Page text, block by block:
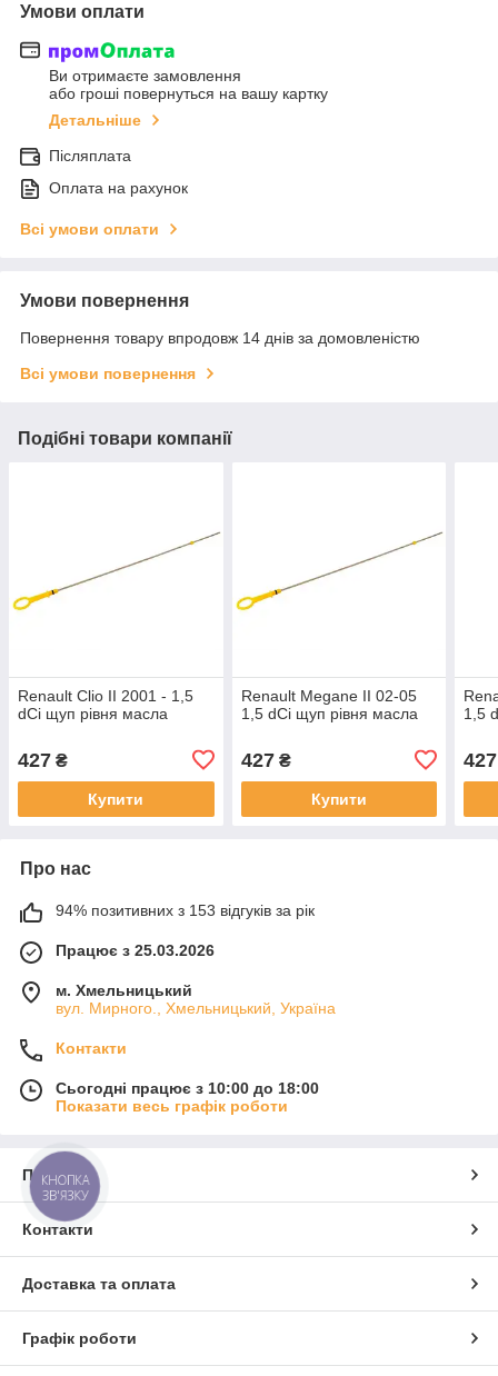
Умови оплати
Ви отримаєте замовлення
або гроші повернуться на вашу картку
Детальніше
Післяплата
Оплата на рахунок
Всі умови оплати
Умови повернення
Повернення товару впродовж 14 днів за домовленістю
Всі умови повернення
Подібні товари компанії
Renault Clio II 2001 - 1,5
dCi щуп рівня масла
427 ₴
Купити
Renault Megane II 02-05
1,5 dCi щуп рівня масла
427₴
Купити
1,5
427
Про нас
94% позитивних з 153 відгуків за рік
Працює з 25.03.2026
м. Хмельницький
вул. Мирного., Хмельницький, Україна
Контакти
Сьогодні працює з 10:00 до 18:00
Показати весь графік роботи
Про нас
Контакти
Доставка та оплата
Графік роботи
КНОПКА
ЗВ'ЯЗКУ